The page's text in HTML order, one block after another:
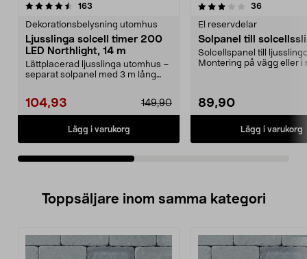
163
Dekorationsbelysning utomhus
Ljusslinga solcell timer 200
LED Northlight, 14 m
Lättplacerad ljusslinga utomhus –
separat solpanel med 3 m lång
149,90
104,93
Lägg i varukorg
3.5av 5 stjärnor 36recensioner
El reservdelar
Solpanel till
Solcellspanel till
Montering på vägg eller i
89,90
Lägg i varukorg
4.5av 5 stjärnor
Toppsäljare inom samma kategori